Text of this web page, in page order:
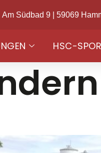
Am Südbad 9 | 59069
HSC-